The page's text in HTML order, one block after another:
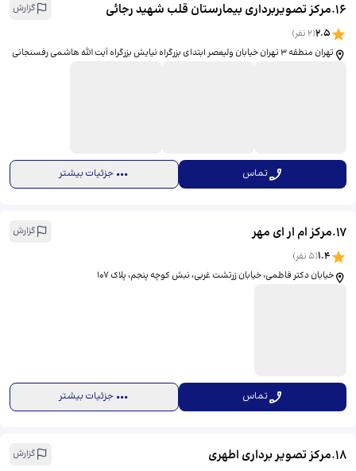
16
.مرکز تصویربرداری بیمارستان قلب شهید رجائی گزارش
2.5
(
2نفر)
تهران منطقه ۳ تهران خیابان ولیعصر ابتدای بزرگراه نیایش بزرگراه آیت الله هاشمی رفسنجانی
تماس جزئیات بیشتر
17
.مرکز ام ار ای مهر گزارش
1.4
(
5 نفر)
خیابان دکتر فاطمی، خیابان زرتشت غربی، نبش کوچه پنجم، پلاک 107
تماس جزئیات بیشتر
18
.مرکز تصویر برداری اطهری گزارش